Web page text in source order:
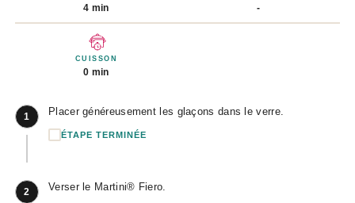
4 min -
CUISSON
0 min
1 Placer généreusement les glaçons dans le verre.
ÉTAPE TERMINÉE
2 Verser le Martini® Fiero.